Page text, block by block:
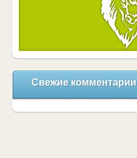
Свежие комментарии